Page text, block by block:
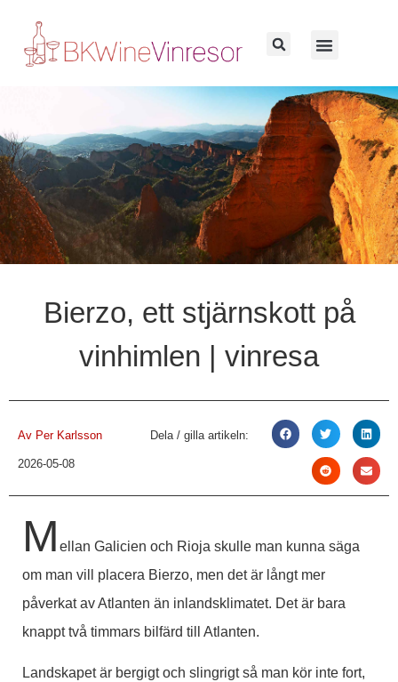
Bierzo, ett stjärnskott på
vinhimlen | vinresa
Av Per Karlsson
2026-05-08
Dela / gilla artikeln:
M ellan Galicien och Rioja skulle man kunna säga
om man vill placera Bierzo, men det är långt mer
påverkat av Atlanten än inlandsklimatet. Det är bara
knappt två timmars bilfärd till Atlanten.
Landskapet är bergigt och slingrigt så man kör inte fort,